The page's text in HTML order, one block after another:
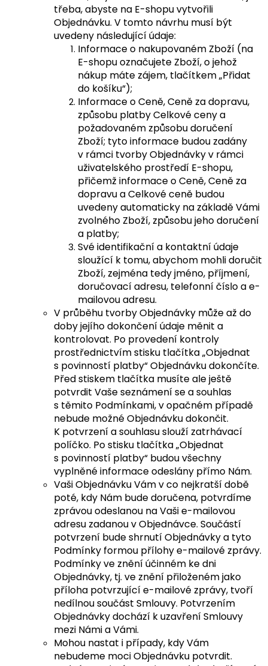
třeba, abyste na E-shopu vytvořili
Objednávku. V tomto návrhu musí být
uvedeny následující údaje:
Informace o nakupovaném Zboží (na
E-shopu označujete Zboží, o jehož
nákup máte zájem, tlačítkem „Přidat
do košíku“);
Informace o Ceně, Ceně za dopravu,
způsobu platby Celkové ceny a
požadovaném způsobu doručení
Zboží; tyto informace budou zadány
v rámci tvorby Objednávky v rámci
uživatelského prostředí E-shopu,
přičemž informace o Ceně, Ceně za
dopravu a Celkové ceně budou
uvedeny automaticky na základě Vámi
zvolného Zboží, způsobu jeho doručení
a platby;
Své identifikační a kontaktní údaje
sloužící k tomu, abychom mohli doručit
Zboží, zejména tedy jméno, příjmení,
doručovací adresu, telefonní číslo a e-
mailovou adresu.
V průběhu tvorby Objednávky může až do
doby jejího dokončení údaje měnit a
kontrolovat. Po provedení kontroly
prostřednictvím stisku tlačítka „Objednat
s povinností platby“ Objednávku dokončíte.
Před stiskem tlačítka musíte ale ještě
potvrdit Vaše seznámení se a souhlas
s těmito Podmínkami, v opačném případě
nebude možné Objednávku dokončit.
K potvrzení a souhlasu slouží zatrhávací
políčko. Po stisku tlačítka „Objednat
s povinností platby“ budou všechny
vyplněné informace odeslány přímo Nám.
Vaši Objednávku Vám v co nejkratší době
poté, kdy Nám bude doručena, potvrdíme
zprávou odeslanou na Vaši e-mailovou
adresu zadanou v Objednávce. Součástí
potvrzení bude shrnutí Objednávky a tyto
Podmínky formou přílohy e-mailové zprávy.
Podmínky ve znění účinném ke dni
Objednávky, tj. ve znění přiloženém jako
příloha potvrzující e-mailové zprávy, tvoří
nedílnou součást Smlouvy. Potvrzením
Objednávky dochází k uzavření Smlouvy
mezi Námi a Vámi.
Mohou nastat i případy, kdy Vám
nebudeme moci Objednávku potvrdit.